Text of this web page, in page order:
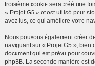
troisième cookie sera créé une
« Projet G5 » et est utilisé pour
avez lus, ce qui améliore votre
Nous pouvons également créer
naviguant sur « Projet G5 », bien
document qui est prévu pour
phpBB. La seconde manière est